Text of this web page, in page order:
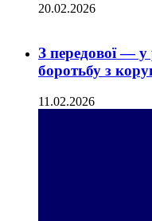
20.02.2026
З передової —
боротьбу з
11.02.2026